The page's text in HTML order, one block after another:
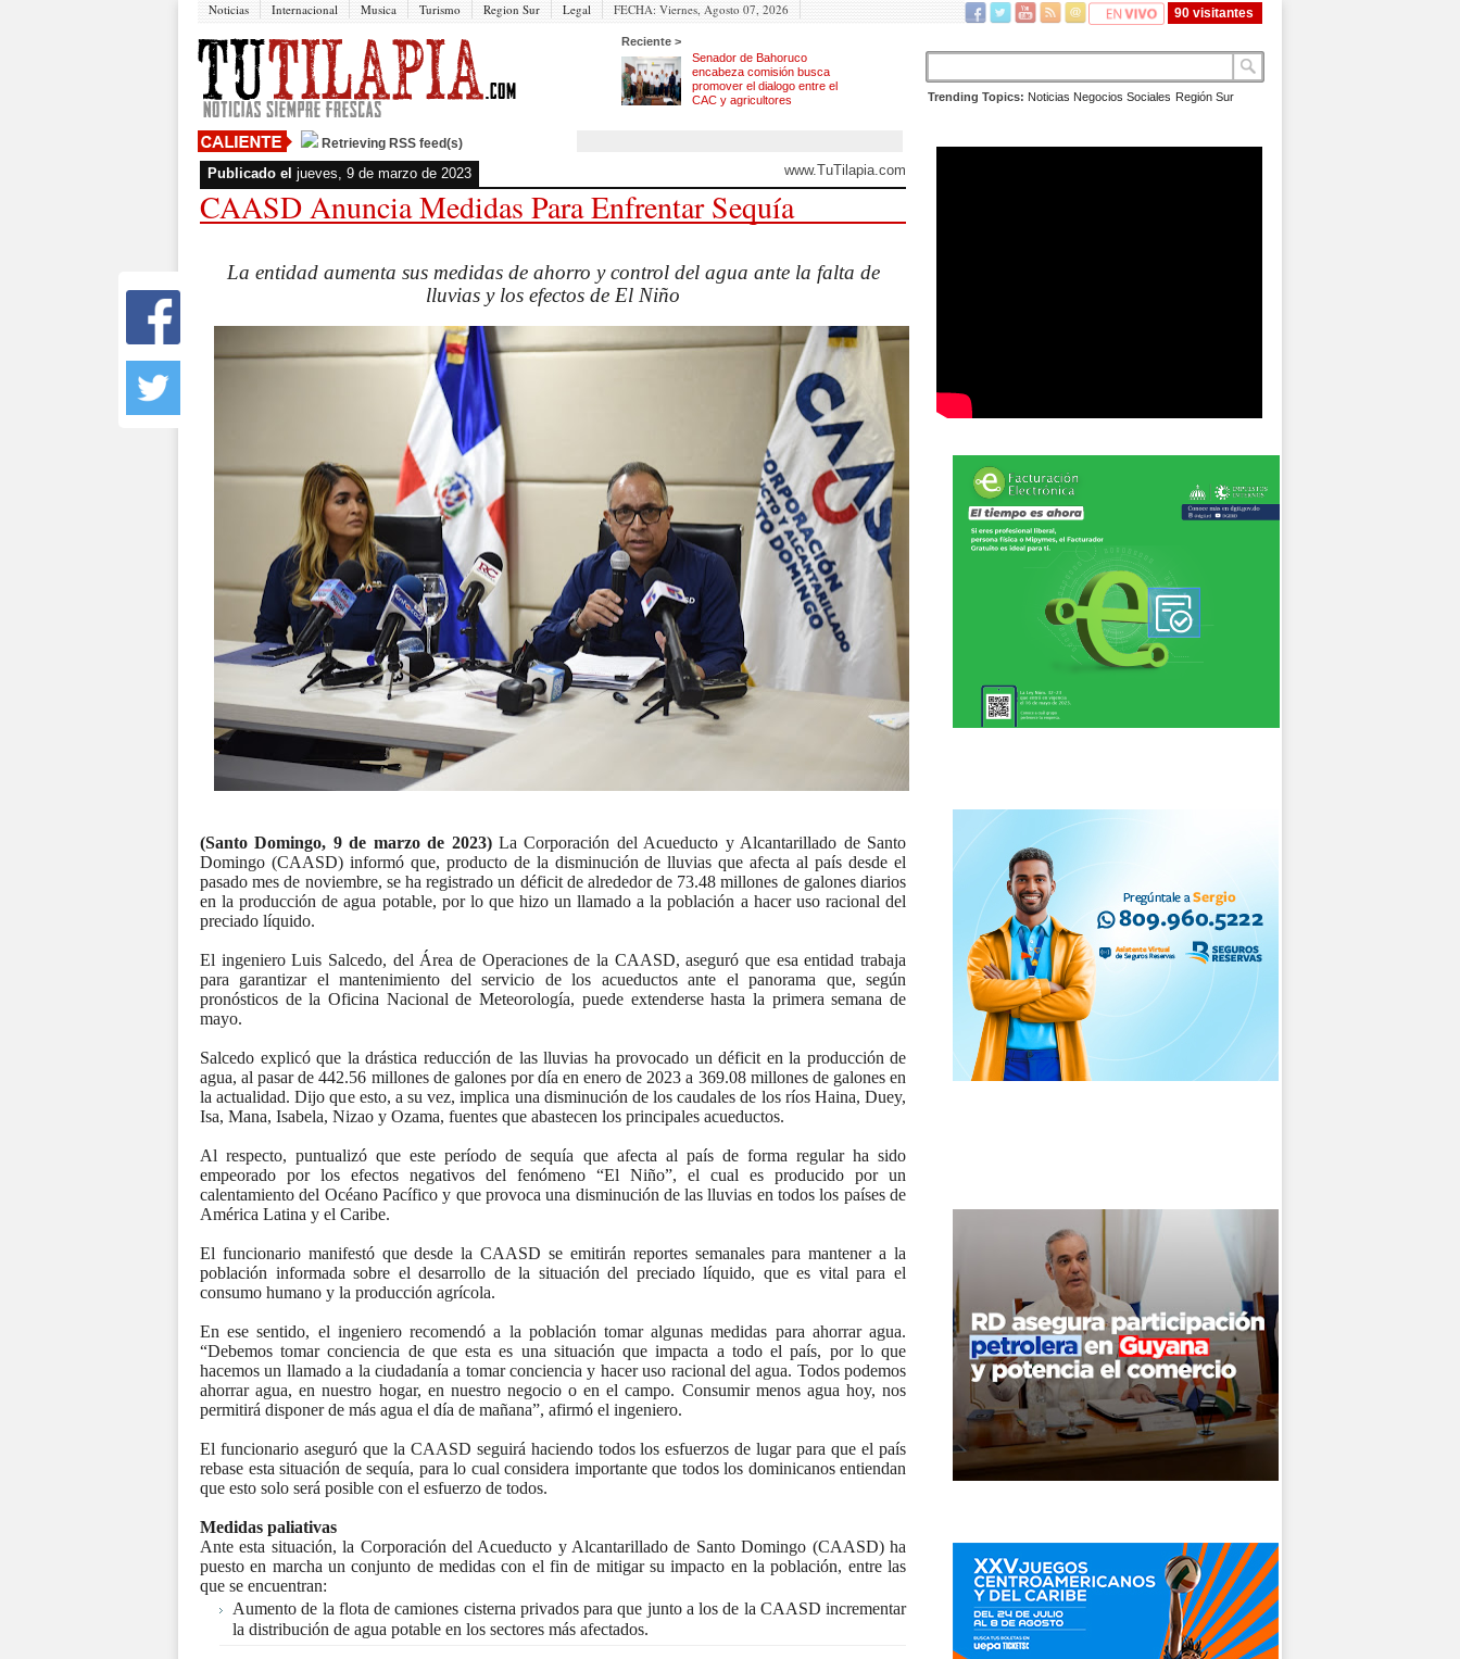
Noticias Internacional Musica Turismo Region Sur Legal FECHA: Viernes, Agosto 07, 2026 90 visitantes
Reciente >
Senador de Bahoruco
encabeza comisión busca
promover el dialogo entre el
CAC y agricultores
Trending Topics: Noticias Negocios Sociales Región Sur
Retrieving RSS feed(s)
Publicado el jueves, 9 de marzo de 2023 www.TuTilapia.com
CAASD Anuncia Medidas Para Enfrentar Sequía
La entidad aumenta sus medidas de ahorro y control del agua ante la falta de
lluvias y los efectos de El Niño
(Santo Domingo, 9 de marzo de 2023) La Corporación del Acueducto y Alcantarillado de Santo
Domingo (CAASD) informó que, producto de la disminución de lluvias que afecta al país desde el
pasado mes de noviembre, se ha registrado un déficit de alrededor de 73.48 millones de galones diarios
en la producción de agua potable, por lo que hizo un llamado a la población a hacer uso racional del
preciado líquido.
El ingeniero Luis Salcedo, del Área de Operaciones de la CAASD, aseguró que esa entidad trabaja
para garantizar el mantenimiento del servicio de los acueductos ante el panorama que, según
pronósticos de la Oficina Nacional de Meteorología, puede extenderse hasta la primera semana de
mayo.
Salcedo explicó que la drástica reducción de las lluvias ha provocado un déficit en la producción de
agua, al pasar de 442.56 millones de galones por día en enero de 2023 a 369.08 millones de galones en
la actualidad. Dijo que esto, a su vez, implica una disminución de los caudales de los ríos Haina, Duey,
Isa, Mana, Isabela, Nizao y Ozama, fuentes que abastecen los principales acueductos.
Al respecto, puntualizó que este período de sequía que afecta al país de forma regular ha sido
empeorado por los efectos negativos del fenómeno “El Niño”, el cual es producido por un
calentamiento del Océano Pacífico y que provoca una disminución de las lluvias en todos los países de
América Latina y el Caribe.
El funcionario manifestó que desde la CAASD se emitirán reportes semanales para mantener a la
población informada sobre el desarrollo de la situación del preciado líquido, que es vital para el
consumo humano y la producción agrícola.
En ese sentido, el ingeniero recomendó a la población tomar algunas medidas para ahorrar agua.
“Debemos tomar conciencia de que esta es una situación que impacta a todo el país, por lo que
hacemos un llamado a la ciudadanía a tomar conciencia y hacer uso racional del agua. Todos podemos
ahorrar agua, en nuestro hogar, en nuestro negocio o en el campo. Consumir menos agua hoy, nos
permitirá disponer de más agua el día de mañana”, afirmó el ingeniero.
El funcionario aseguró que la CAASD seguirá haciendo todos los esfuerzos de lugar para que el país
rebase esta situación de sequía, para lo cual considera importante que todos los dominicanos entiendan
que esto solo será posible con el esfuerzo de todos.
Medidas paliativas
Ante esta situación, la Corporación del Acueducto y Alcantarillado de Santo Domingo (CAASD) ha
puesto en marcha un conjunto de medidas con el fin de mitigar su impacto en la población, entre las
que se encuentran:
Aumento de la flota de camiones cisterna privados para que junto a los de la CAASD incrementar
la distribución de agua potable en los sectores más afectados.